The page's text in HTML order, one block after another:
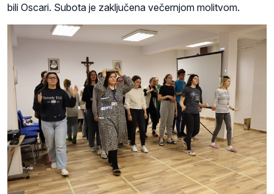
bili Oscari. Subota je zaključena večernjom molitvom.